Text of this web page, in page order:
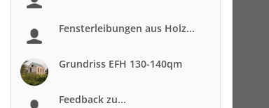
Fensterleibungen aus Holz...
Grundriss EFH 130-140qm
Feedback zu...